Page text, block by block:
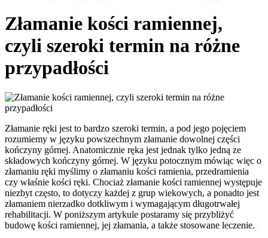
Złamanie kości ramiennej,
czyli szeroki termin na różne
przypadłości
Złamanie ręki jest to bardzo szeroki termin, a pod jego pojęciem
rozumiemy w języku powszechnym złamanie dowolnej części
kończyny górnej. Anatomicznie ręka jest jednak tylko jedną ze
składowych kończyny górnej. W języku potocznym mówiąc więc o
złamaniu ręki myślimy o złamaniu kości ramienia, przedramienia
czy właśnie kości ręki. Chociaż złamanie kości ramiennej występuje
niezbyt często, to dotyczy każdej z grup wiekowych, a ponadto jest
złamaniem nierzadko dotkliwym i wymagającym długotrwałej
rehabilitacji. W poniższym artykule postaramy się przybliżyć
budowę kości ramiennej, jej złamania, a także stosowane leczenie.